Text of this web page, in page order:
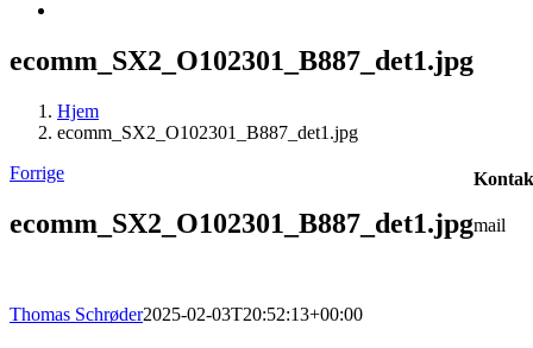
ecomm_SX2_O102301_B887_det1.jpg
Hjem
ecomm_SX2_O102301_B887_det1.jpg
Forrige
ecomm_SX2_O102301_B887_det1.jpg
Thomas Schrøder2025-02-03T20:52:13+00:00
mail